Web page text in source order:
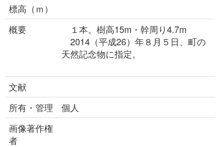
標高（ｍ）
概要
１本。樹高15m・幹周り4.7m
2014（平成26）年８月５日、町の
天然記念物に指定。
文献
所有・管理
個人
画像著作権
者